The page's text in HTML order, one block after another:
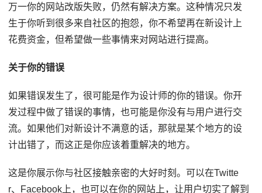
万一你的网站改版失败，仍然有解决方案。这种情况只发
生于你听到很多来自社区的抱怨，你不希望再在新设计上
花费资金，但希望做一些事情来对网站进行提高。
关于你的错误
如果错误发生了，很可能是作为设计师的你的错误。你开
发过程中做了错误的事情，也可能是你没有与用户进行交
流。如果他们对新设计不满意的话，那就是某个地方的设
计出错了，而这正是你应该着重解决的地方。
这是你展示你与社区接触亲密的大好时刻。可以在Twitte
r、Facebook上，也可以在你的网站上，让用户切实了解到